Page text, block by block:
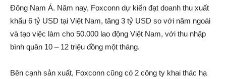
Đông Nam Á. Năm nay, Foxconn dự kiến đạt doanh thu xuất
khẩu 6 tỷ USD tại Việt Nam, tăng 3 tỷ USD so với năm ngoái
và tạo việc làm cho 50.000 lao động Việt Nam, với thu nhập
bình quân 10 – 12 triệu đồng một tháng.
Bên cạnh sản xuất, Foxconn cũng có 2 công ty khai thác hạ